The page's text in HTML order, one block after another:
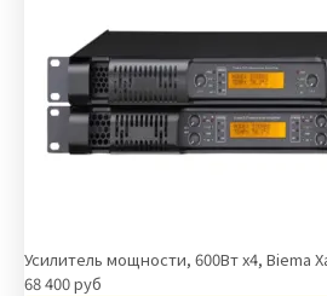
Усилитель мощности, 600Вт х4, Biema
68 400 руб